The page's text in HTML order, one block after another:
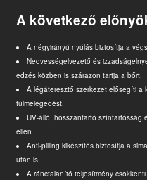
A következő
A négyirányú nyúlás biztosítja a
Nedvességelvezető és
edzés közben is szárazon tartja a bőrt.
A légáteresztő szerkezet elősegíti a
túlmelegedést.
UV-álló, hosszantartó színtartósság
ellen
Anti-pilling kikészítés biztosítja a
után is.
A ránctalanító teljesítmény